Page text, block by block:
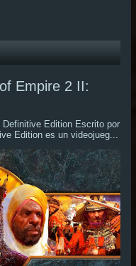
Empire 2 II:
Edition Escrito por
Edition es un videojueg...